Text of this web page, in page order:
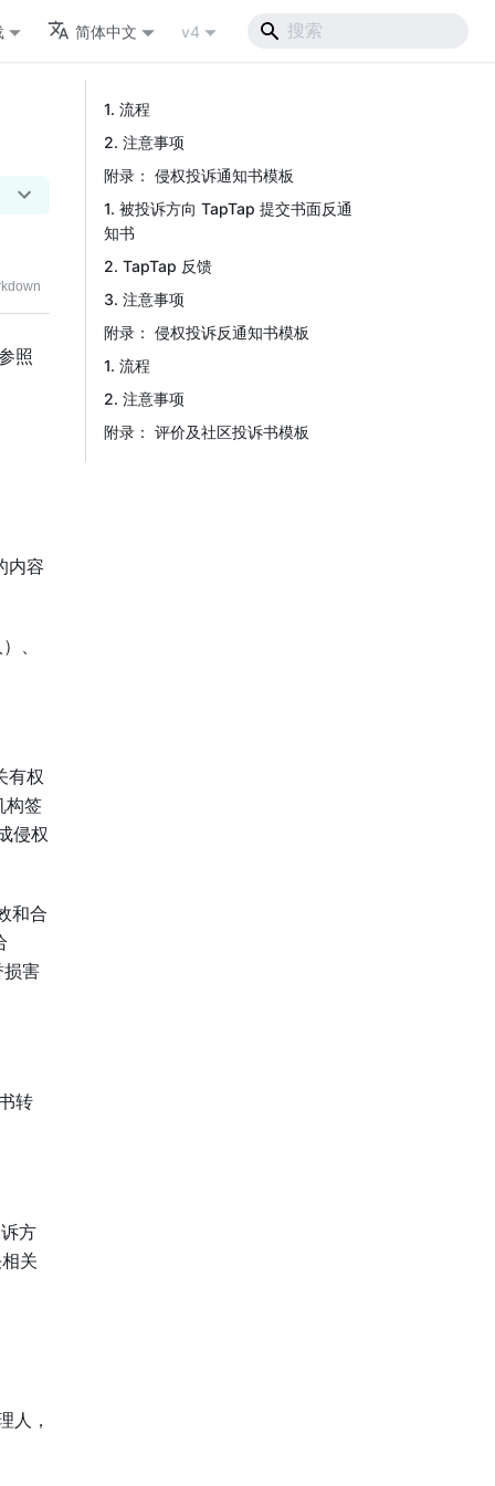
简体中文 v4
照
内容
、
有权
构签
侵权
和合
损害
转
方
关
人，
1. 流程
2. 注意事项
附录： 侵权投诉通知书模板
1. 被投诉方向 TapTap 提交书面反通
知书
2. TapTap 反馈
3. 注意事项
附录： 侵权投诉反通知书模板
1. 流程
2. 注意事项
附录： 评价及社区投诉书模板